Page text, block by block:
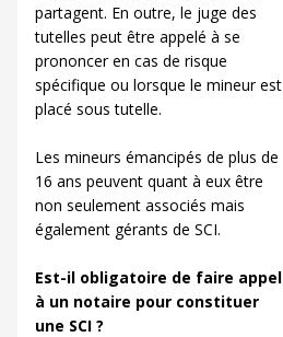
partagent. En outre, le juge des
tutelles peut être appelé à se
prononcer en cas de risque
spécifique ou lorsque le mineur est
placé sous tutelle.
Les mineurs émancipés de plus de
16 ans peuvent quant à eux être
non seulement associés mais
également gérants de SCI.
Est-il obligatoire de faire appel
à un notaire pour constituer
une SCI ?